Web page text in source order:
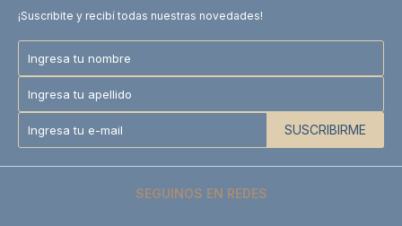
¡Suscribite y recibí todas nuestras novedades!
SUSCRIBIRME
SEGUINOS EN REDES